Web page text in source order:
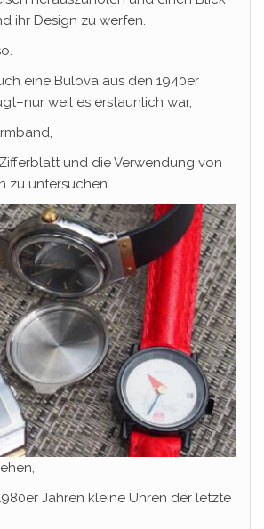
ihr Design zu werfen.
eine Bulova aus den 1940er
weil es erstaunlich war,
und die Verwendung von
zu untersuchen.
Jahren kleine Uhren der letzte